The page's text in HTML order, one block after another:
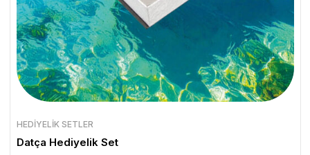
HEDIYELIK SETLER
Datça Hediyelik Set